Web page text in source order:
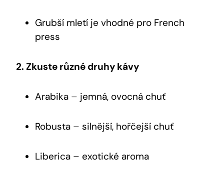
Grubší mletí je vhodné pro French
press
2. Zkuste různé druhy kávy
Arabika – jemná, ovocná chuť
Robusta – silnější, hořčejší chuť
Liberica – exotické aroma